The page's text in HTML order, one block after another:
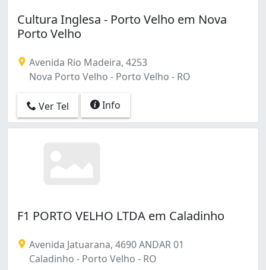
Cultura Inglesa - Porto Velho em Nova
Porto Velho
Avenida Rio Madeira, 4253
Nova Porto Velho - Porto Velho - RO
Ver Tel Info
F1 PORTO VELHO LTDA em Caladinho
Avenida Jatuarana, 4690 ANDAR 01
Caladinho - Porto Velho - RO